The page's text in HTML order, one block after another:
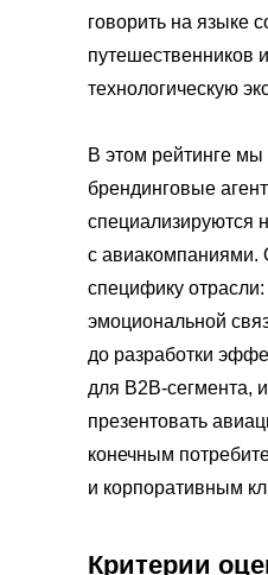
говорить на языке
путешественников
технологическую
В этом рейтинге
брендинговые
специализируются
с
специфику отрасли:
эмоциональной
до разработки
для B2B-сегмента,
презентовать
конечным
и корпоративным
Критерии